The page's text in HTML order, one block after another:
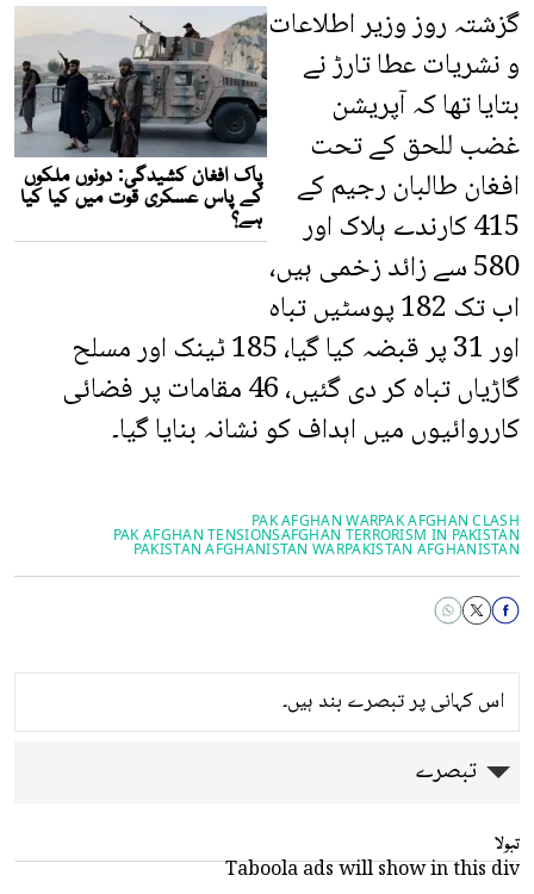
گزشتہ روز وزیر اطلاعات
و نشریات عطا تارڑ نے
بتایا تھا کہ آپریشن
غضب للحق کے تحت
افغان طالبان رجیم کے
415 کارندے ہلاک اور
580 سے زائد زخمی ہیں،
اب تک 182 پوسٹیں تباہ
اور 31 پر قبضہ کیا گیا، 185 ٹینک اور مسلح
گاڑیاں تباہ کر دی گئیں، 46 مقامات پر فضائی
کارروائیوں میں اہداف کو نشانہ بنایا گیا۔
PAK AFGHAN CLASH
PAK AFGHAN WAR
AFGHAN TERRORISM IN PAKISTAN
PAK AFGHAN TENSIONS
PAKISTAN AFGHANISTAN
PAKISTAN AFGHANISTAN WAR
اس کہانی پر تبصرے بند ہیں۔
تبصرے
تبولا
Taboola ads will show in this div